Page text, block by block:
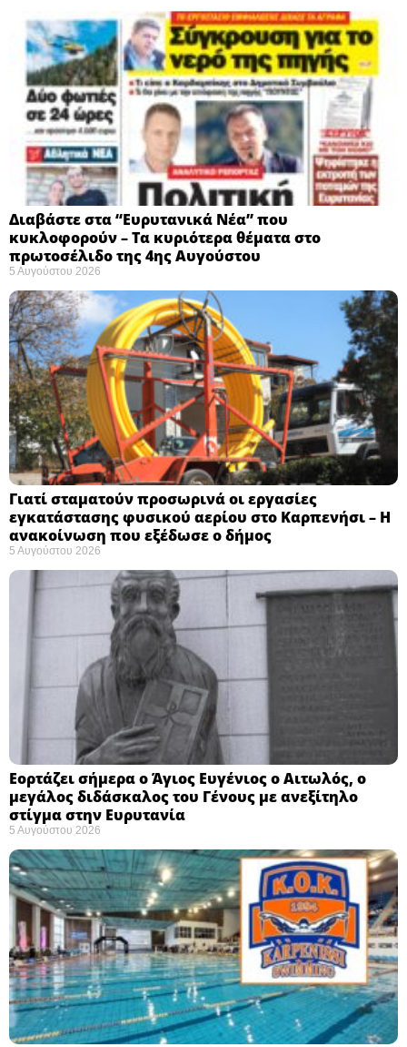
Διαβάστε στα “Ευρυτανικά Νέα” που
κυκλοφορούν – Τα κυριότερα θέματα στο
πρωτοσέλιδο της 4ης Αυγούστου
5 Αυγούστου 2026
Γιατί σταματούν προσωρινά οι εργασίες
εγκατάστασης φυσικού αερίου στο Καρπενήσι – Η
ανακοίνωση που εξέδωσε ο δήμος
5 Αυγούστου 2026
Εορτάζει σήμερα ο Άγιος Ευγένιος ο Αιτωλός, ο
μεγάλος διδάσκαλος του Γένους με ανεξίτηλο
στίγμα στην Ευρυτανία
5 Αυγούστου 2026